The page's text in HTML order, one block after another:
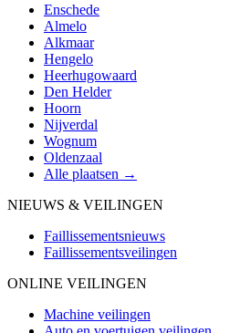
Enschede
Almelo
Alkmaar
Hengelo
Heerhugowaard
Den Helder
Hoorn
Nijverdal
Wognum
Oldenzaal
Alle plaatsen →
NIEUWS & VEILINGEN
Faillissementsnieuws
Faillissementsveilingen
ONLINE VEILINGEN
Machine veilingen